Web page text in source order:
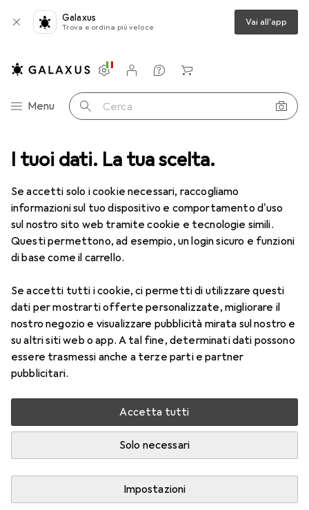
I tuoi dati. La tua scelta.
Se accetti solo i cookie necessari, raccogliamo
informazioni sul tuo dispositivo e comportamento d'uso
sul nostro sito web tramite cookie e tecnologie simili.
Questi permettono, ad esempio, un login sicuro e funzioni
di base come il carrello.
Se accetti tutti i cookie, ci permetti di utilizzare questi
dati per mostrarti offerte personalizzate, migliorare il
nostro negozio e visualizzare pubblicità mirata sul nostro e
su altri siti web o app. A tal fine, determinati dati possono
essere trasmessi anche a terze parti e partner
pubblicitari.
Accetta tutti
Solo necessari
Impostazioni
Galaxus
Trova e ordina più veloce Vai all'app
Categoria Navigazione
Menu Cerca
Impostazioni
Conto cliente
Liste di confronto
Liste dei desideri
Carrello
Ottica Lenti a contatto Air Optix più HydraGlyde Multifocal
1 Immagine
Air Optix più HydraGlyde Multifocal
-3.5, Obiettivo mensile, 6 pz., Multifocale
Prezzo in EUR IVA incl.
EUR
55,70 EUR
9,28/1pz.
7
Valutazioni
Consegna tra gio, 13/8 e lun, 17/8
Più di 10 pezzi in stock presso il fornitore
Confronta Salva nella lista